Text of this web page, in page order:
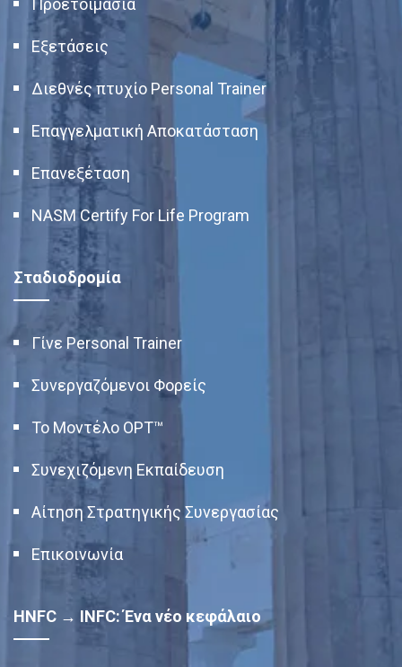
Προετοιμασία
Εξετάσεις
Διεθνές πτυχίο Personal Trainer
Επαγγελματική Αποκατάσταση
Επανεξέταση
NASM Certify For Life Program
Σταδιοδρομία
Γίνε Personal Trainer
Συνεργαζόμενοι Φορείς
Το Μοντέλο OPT™
Συνεχιζόμενη Εκπαίδευση
Αίτηση Στρατηγικής Συνεργασίας
Επικοινωνία
HNFC → INFC: Ένα νέο κεφάλαιο